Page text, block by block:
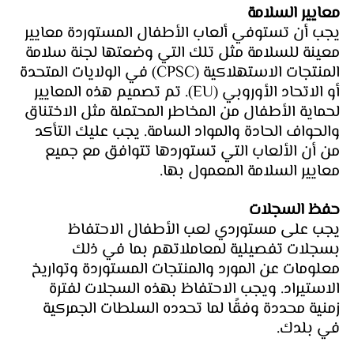
معايير السلامة
يجب أن تستوفي ألعاب الأطفال المستوردة معايير
معينة للسلامة مثل تلك التي وضعتها لجنة سلامة
المنتجات الاستهلاكية (CPSC) في الولايات المتحدة
أو الاتحاد الأوروبي (EU). تم تصميم هذه المعايير
لحماية الأطفال من المخاطر المحتملة مثل الاختناق
والحواف الحادة والمواد السامة. يجب عليك التأكد
من أن الألعاب التي تستوردها تتوافق مع جميع
معايير السلامة المعمول بها.
حفظ السجلات
يجب على مستوردي لعب الأطفال الاحتفاظ
بسجلات تفصيلية لمعاملاتهم بما في ذلك
معلومات عن المورد والمنتجات المستوردة وتواريخ
الاستيراد. ويجب الاحتفاظ بهذه السجلات لفترة
زمنية محددة وفقًا لما تحدده السلطات الجمركية
في بلدك.